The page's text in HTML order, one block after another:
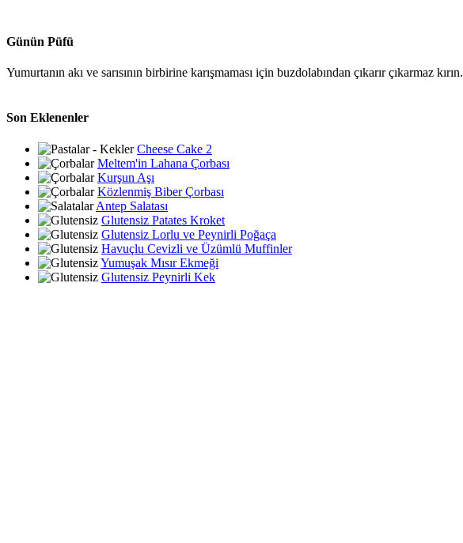
Günün Püfü
Yumurtanın akı ve sarısının birbirine karışmaması için buzdolabından çıkarır çıkarmaz kırın.
Son Eklenenler
Cheese Cake 2
Meltem'in Lahana Çorbası
Kurşun Aşı
Közlenmiş Biber Çorbası
Antep Salatası
Glutensiz Patates Kroket
Glutensiz Lorlu ve Peynirli Poğaça
Havuçlu Cevizli ve Üzümlü Muffinler
Yumuşak Mısır Ekmeği
Glutensiz Peynirli Kek